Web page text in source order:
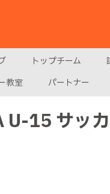
トップチーム
教室
パートナー
U-15 サッ